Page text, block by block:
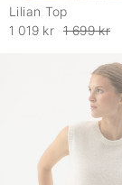
Lilian Top
1 019 kr 1 699 kr